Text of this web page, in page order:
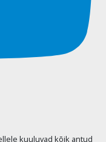
kuuluvad kõik antud